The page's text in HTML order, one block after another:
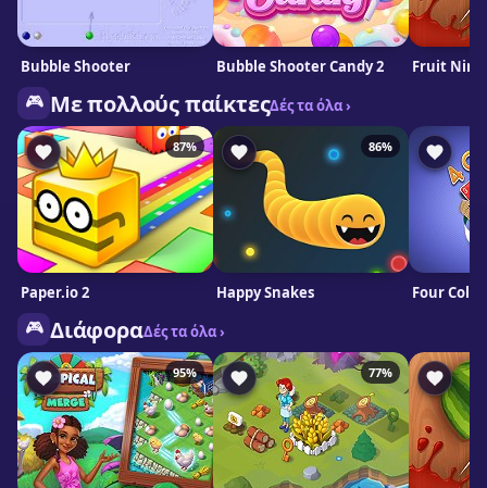
Bubble Shooter Bubble Shooter Candy 2 Fruit
🎮 Mε πολλούς παίκτεςΔές τα όλα ›
87%
Paper.io 2
86%
Happy Snakes
🎮 ΔιάφοραΔές τα όλα ›
95% 77%